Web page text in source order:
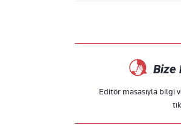
Bize
Editör masasıyla bilgi